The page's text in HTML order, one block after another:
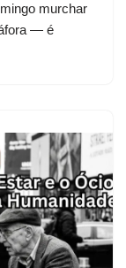
murchar
— é